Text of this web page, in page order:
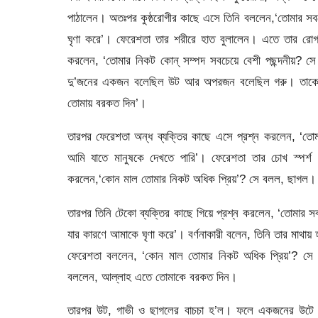
পাঠালেন। অতঃপর কুষ্ঠরোগীর কাছে এসে তিনি বললেন,‘তোমার
ঘৃণা করে’। ফেরেশতা তার শরীরে হাত বুলালেন। এতে তার
করলেন, ‘তোমার নিকট কোন্ সম্পদ সবচেয়ে বেশী পছন্দনীয়?
দু’জনের একজন বলেছিল উট আর অপরজন বলেছিল গরু। তাকে
তোমায় বরকত দিন’।
তারপর ফেরেশতা অন্ধ ব্যক্তির কাছে এসে প্রশ্ন করলেন,
আমি যাতে মানুষকে দেখতে পারি’। ফেরেশতা তার চোখ
করলেন,‘কোন মাল তোমার নিকট অধিক প্রিয়’? সে বলল, ছাগল।
তারপর তিনি টেকো ব্যক্তির কাছে গিয়ে প্রশ্ন করলেন, ‘তোমার
যার কারণে আমাকে ঘৃণা করে’। বর্ণনাকারী বলেন, তিনি তার
ফেরেশতা বললেন, ‘কোন মাল তোমার নিকট অধিক প্রিয়’?
বললেন, আল্লাহ এতে তোমাকে বরকত দিন।
তারপর উট, গাভী ও ছাগলের বাচচা হ’ল। ফলে একজনের